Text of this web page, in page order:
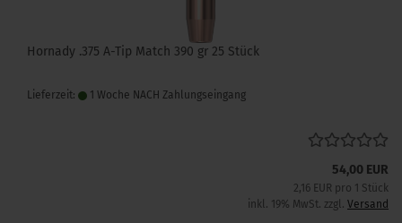
Hornady .375 A-Tip Match 390 gr 25 Stück
Lieferzeit: 1 Woche NACH Zahlungseingang
54,00 EUR
2,16 EUR pro 1 Stück
inkl. 19% MwSt. zzgl. Versand